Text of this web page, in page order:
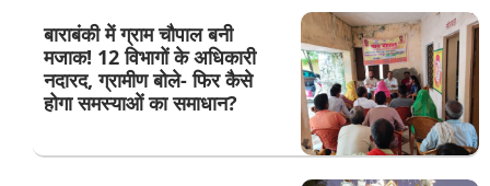
बाराबंकी में ग्राम चौपाल बनी
मजाक! 12 विभागों के अधिकारी
नदारद, ग्रामीण बोले- फिर कैसे
होगा समस्याओं का समाधान?